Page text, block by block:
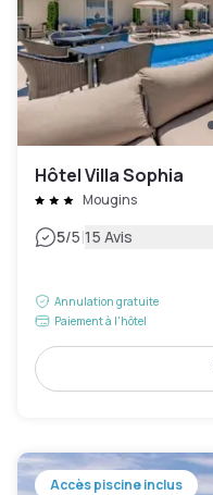
Hôtel Villa Sophia
Mougins
5/5|15 Avis
Annulation gratuite
Paiement à l'hôtel
Accès piscine inclus